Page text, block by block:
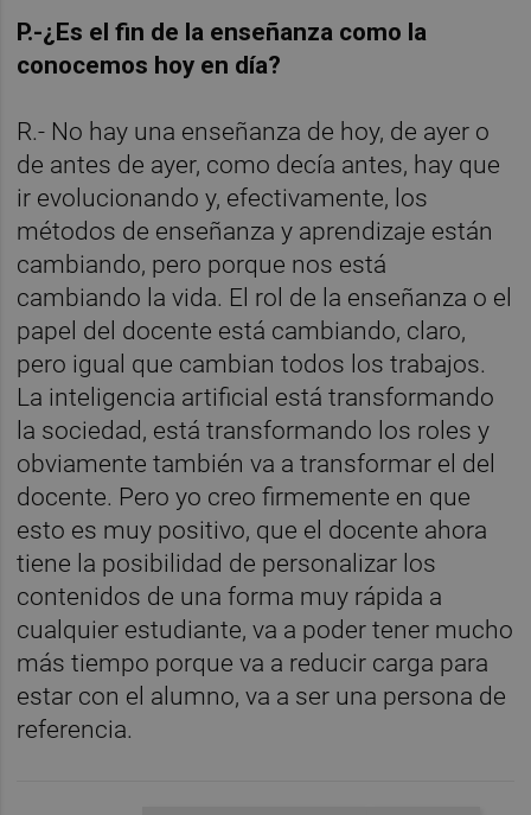
P.-¿Es el fin de la enseñanza como la
conocemos hoy en día?
R.- No hay una enseñanza de hoy, de ayer o
de antes de ayer, como decía antes, hay que
ir evolucionando y, efectivamente, los
métodos de enseñanza y aprendizaje están
cambiando, pero porque nos está
cambiando la vida. El rol de la enseñanza o el
papel del docente está cambiando, claro,
pero igual que cambian todos los trabajos.
La inteligencia artificial está transformando
la sociedad, está transformando los roles y
obviamente también va a transformar el del
docente. Pero yo creo firmemente en que
esto es muy positivo, que el docente ahora
tiene la posibilidad de personalizar los
contenidos de una forma muy rápida a
cualquier estudiante, va a poder tener mucho
más tiempo porque va a reducir carga para
estar con el alumno, va a ser una persona de
referencia.